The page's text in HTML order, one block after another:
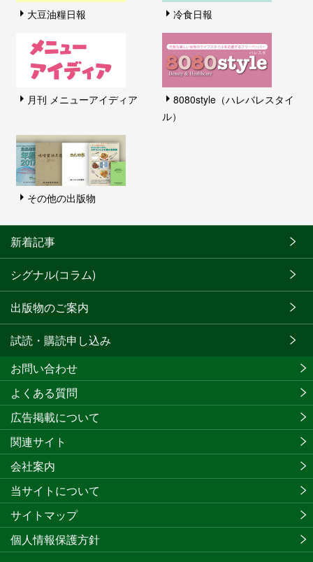
大豆油糧日報 冷食日報
月刊 メニューアイディア
8080style（ハレバレスタイ
ル）
その他の出版物
新着記事
シグナル(コラム)
出版物のご案内
試読・購読申し込み
お問い合わせ
よくある質問
広告掲載について
関連サイト
会社案内
当サイトについて
サイトマップ
個人情報保護方針